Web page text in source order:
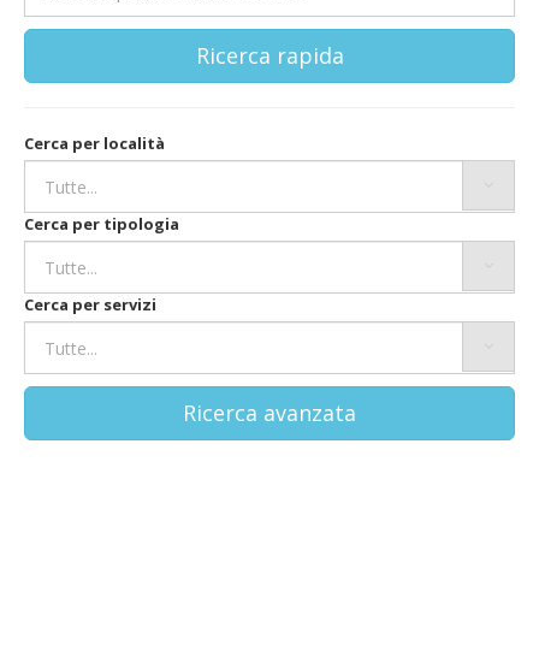
Ricerca rapida
Cerca per località
Cerca per tipologia
Cerca per servizi
Ricerca avanzata